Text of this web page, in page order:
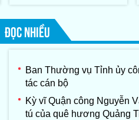
ĐỌC NHIỀU
Ban Thường vụ Tỉnh ủy
tác cán bộ
Kỳ vĩ Quận công Nguyễn
tú của quê hương Quảng